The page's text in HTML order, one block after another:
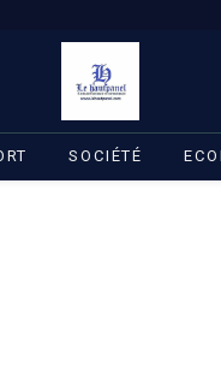
SOCIÉTÉ